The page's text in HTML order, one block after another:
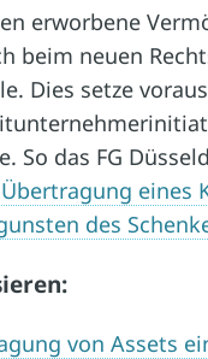
erworbene
beim neuen
Dies setze
das FG
eines
des
von Assets